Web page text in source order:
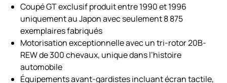
Coupé GT exclusif produit entre 1990 et 1996
uniquement au Japon avec seulement 8 875
exemplaires fabriqués
Motorisation exceptionnelle avec un tri-rotor 20B-
REW de 300 chevaux, unique dans l’histoire
automobile
Équipements avant-gardistes incluant écran tactile,